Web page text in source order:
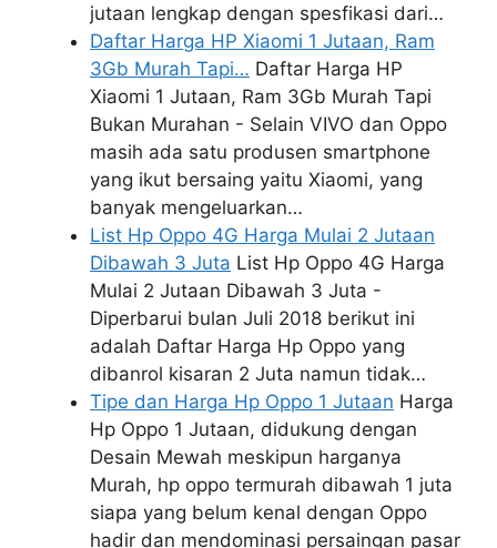
jutaan lengkap dengan spesfikasi dari…
Daftar Harga HP Xiaomi 1 Jutaan, Ram
3Gb Murah Tapi… Daftar Harga HP
Xiaomi 1 Jutaan, Ram 3Gb Murah Tapi
Bukan Murahan - Selain VIVO dan Oppo
masih ada satu produsen smartphone
yang ikut bersaing yaitu Xiaomi, yang
banyak mengeluarkan…
List Hp Oppo 4G Harga Mulai 2 Jutaan
Dibawah 3 Juta List Hp Oppo 4G Harga
Mulai 2 Jutaan Dibawah 3 Juta -
Diperbarui bulan Juli 2018 berikut ini
adalah Daftar Harga Hp Oppo yang
dibanrol kisaran 2 Juta namun tidak…
Tipe dan Harga Hp Oppo 1 Jutaan Harga
Hp Oppo 1 Jutaan, didukung dengan
Desain Mewah meskipun harganya
Murah, hp oppo termurah dibawah 1 juta
siapa yang belum kenal dengan Oppo
hadir dan mendominasi persaingan pasar